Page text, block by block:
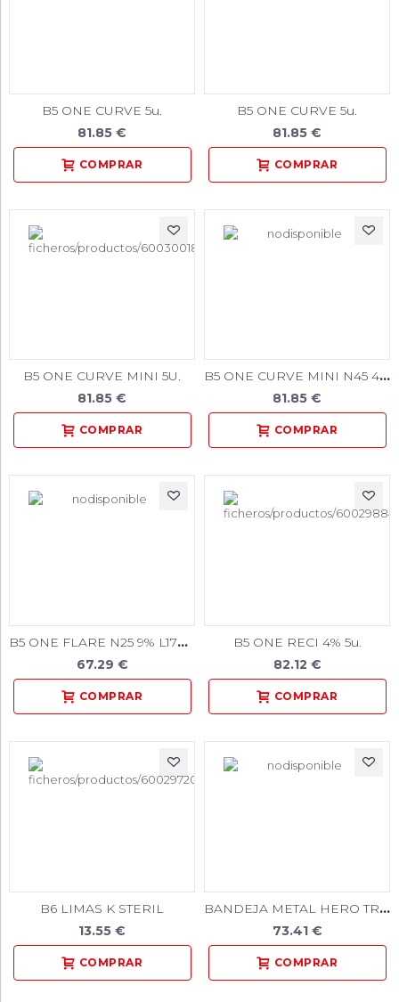
B5 ONE CURVE 5u.
81.85 €
B5 ONE CURVE 5u.
81.85 €
B5 ONE CURVE MINI 5U.
81.85 €
B5 ONE CURVE MINI N45 4% L25mm. 5u.
81.85 €
B5 ONE FLARE N25 9% L17mm.5u.
67.29 €
B5 ONE RECI 4% 5u.
82.12 €
B6 LIMAS K STERIL
13.55 €
BANDEJA METAL HERO TRAY 642
73.41 €